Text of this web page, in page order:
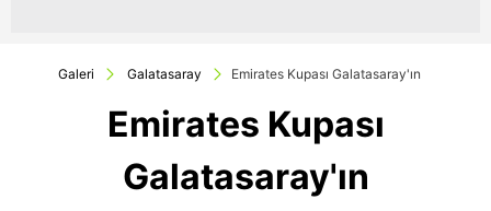
Galeri Galatasaray Emirates Kupası Galatasaray'ın
Emirates Kupası
Galatasaray'ın